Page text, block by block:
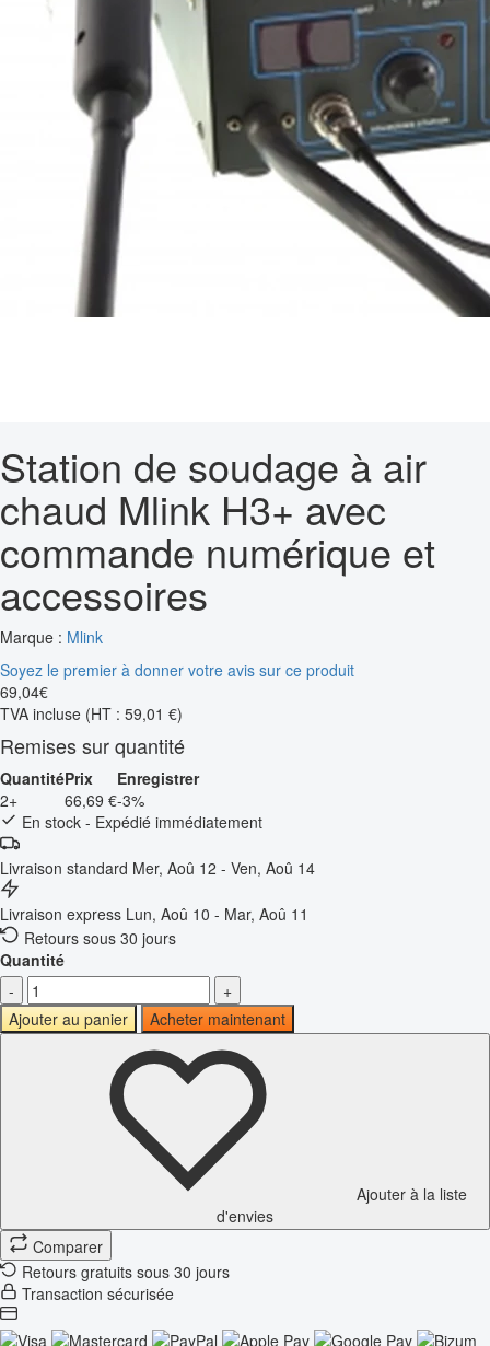
Station de soudage à air
chaud Mlink H3+ avec
commande numérique et
accessoires
Marque : Mlink
Soyez le premier à donner votre avis sur ce produit
69,04€
TVA incluse (HT : 59,01 €)
Remises sur quantité
QuantitéPrix
Enregistrer
2+
66,69 €-3%
En stock - Expédié immédiatement
Livraison standard Mer, Aoû 12 - Ven, Aoû 14
Livraison express Lun, Aoû 10 - Mar, Aoû 11
Retours sous 30 jours
Quantité
-
+
Ajouter au panier
Acheter maintenant
Ajouter à la liste
d'envies
Comparer
Retours gratuits sous 30 jours
Transaction sécurisée